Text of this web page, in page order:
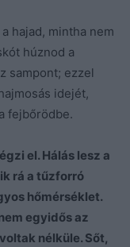
hajad, mintha nem
húznod a
sampont; ezzel
idejét,
fejbőrödbe.
el. Hálás lesz a
rá a tűzforró
hőmérséklet.
egyidős az
nélküle. Sőt,